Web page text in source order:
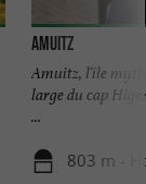
AMUITZ
Amuitz, l'île
large du cap
...
803 m -